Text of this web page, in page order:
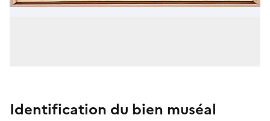
Identification du bien muséal